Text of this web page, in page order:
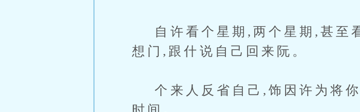
自许看个星期,两个星期,甚至
想门,跟什说自己回来阮。
个来人反省自己,饰因许为将你